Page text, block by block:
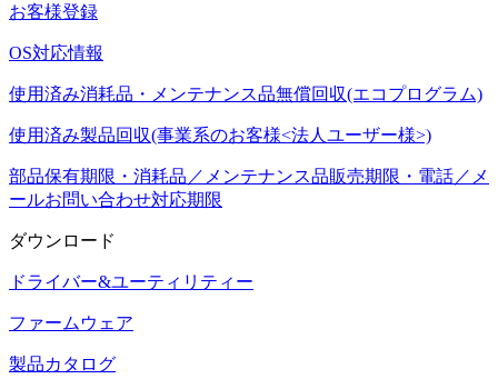
お客様登録
OS対応情報
使用済み消耗品・メンテナンス品無償回収(エコプログラム)
使用済み製品回収(事業系のお客様<法人ユーザー様>)
部品保有期限・消耗品／メンテナンス品販売期限・電話／メ
ールお問い合わせ対応期限
ダウンロード
ドライバー&ユーティリティー
ファームウェア
製品カタログ